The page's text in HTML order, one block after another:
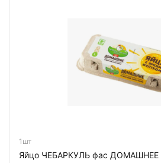
1шт
Яйцо ЧЕБАРКУЛЬ фас